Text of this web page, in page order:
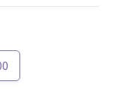
200 מילות